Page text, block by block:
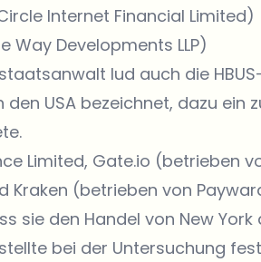
Internet Financial Limited)
Way Developments LLP)
lud auch die
den USA bezeichnet, dazu
Limited, Gate.io (betrieben
Kraken (betrieben von
sie den Handel von New York
bei der Untersuchung